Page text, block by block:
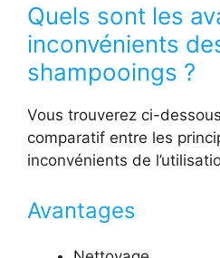
Quels sont les
inconvénients
shampooings ?
Vous trouverez ci-
comparatif entre les
inconvénients de
Avantages